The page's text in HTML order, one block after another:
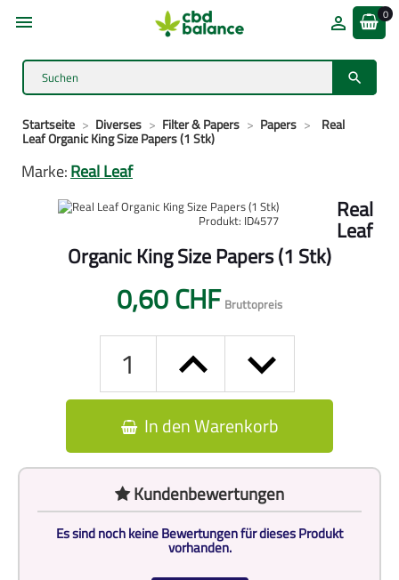
 0


Startseite Diverses Filter & Papers Papers Real
Leaf Organic King Size Papers (1 Stk)
Marke:Real Leaf
Produkt: ID4577 Real
Leaf
Organic King Size Papers (1 Stk)
0,60 CHF Bruttopreis
In den Warenkorb
Kundenbewertungen
Es sind noch keine Bewertungen für dieses Produkt
vorhanden.